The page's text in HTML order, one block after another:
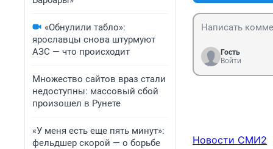
«Обнулили табло»:
ярославцы снова штурмуют
АЗС — что происходит
Множество сайтов враз стали
недоступны: массовый сбой
произошел в Рунете
«У меня есть еще пять минут»:
фельдшер скорой — о борьбе
Гость
Войти
Новости СМИ2